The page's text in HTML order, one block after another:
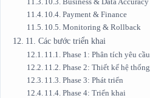
10.4. Payment & Finance
10.5. Monitoring & Rollback
11. Các bước triển khai
11.1. Phase 1: Phân tích yêu cầu
11.2. Phase 2: Thiết kế hệ thống
11.3. Phase 3: Phát triển
11.4. Phase 4: Triển khai